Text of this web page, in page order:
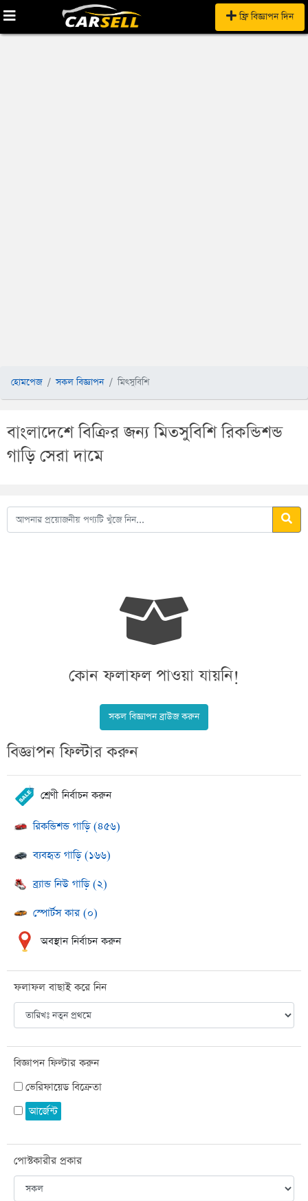
ফ্রি বিজ্ঞাপন দিন
হোমপেজ সকল বিজ্ঞাপন মিৎসুবিশি
বাংলাদেশে বিক্রির জন্য মিতসুবিশি রিকন্ডিশন্ড
গাড়ি সেরা দামে
বিজ্ঞাপন ফিল্টার করুন
শ্রেণী নির্বাচন করুন
রিকন্ডিশন্ড গাড়ি (৪৫৬)
ব্যবহৃত গাড়ি (১৬৬)
ব্র্যান্ড নিউ গাড়ি (২)
স্পোর্টস কার (০)
অবস্থান নির্বাচন করুন
ফলাফল বাছাই করে নিন
বিজ্ঞাপন ফিল্টার করুন
ভেরিফায়েড বিক্রেতা
আর্জেন্ট
পোস্টকারীর প্রকার
কোন ফলাফল পাওয়া যায়নি!
সকল বিজ্ঞাপন ব্রাউজ করুন